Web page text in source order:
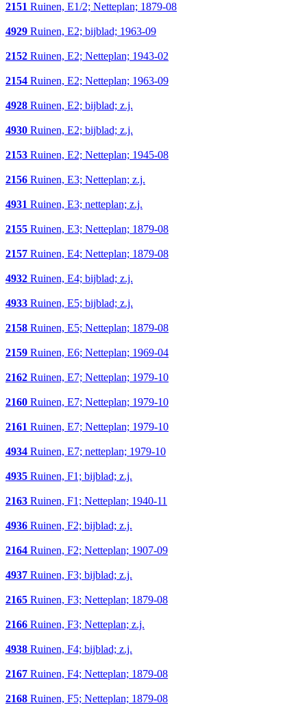
2151 Ruinen, E1/2; Netteplan; 1879-08
4929 Ruinen, E2; bijblad; 1963-09
2152 Ruinen, E2; Netteplan; 1943-02
2154 Ruinen, E2; Netteplan; 1963-09
4928 Ruinen, E2; bijblad; z.j.
4930 Ruinen, E2; bijblad; z.j.
2153 Ruinen, E2; Netteplan; 1945-08
2156 Ruinen, E3; Netteplan; z.j.
4931 Ruinen, E3; netteplan; z.j.
2155 Ruinen, E3; Netteplan; 1879-08
2157 Ruinen, E4; Netteplan; 1879-08
4932 Ruinen, E4; bijblad; z.j.
4933 Ruinen, E5; bijblad; z.j.
2158 Ruinen, E5; Netteplan; 1879-08
2159 Ruinen, E6; Netteplan; 1969-04
2162 Ruinen, E7; Netteplan; 1979-10
2160 Ruinen, E7; Netteplan; 1979-10
2161 Ruinen, E7; Netteplan; 1979-10
4934 Ruinen, E7; netteplan; 1979-10
4935 Ruinen, F1; bijblad; z.j.
2163 Ruinen, F1; Netteplan; 1940-11
4936 Ruinen, F2; bijblad; z.j.
2164 Ruinen, F2; Netteplan; 1907-09
4937 Ruinen, F3; bijblad; z.j.
2165 Ruinen, F3; Netteplan; 1879-08
2166 Ruinen, F3; Netteplan; z.j.
4938 Ruinen, F4; bijblad; z.j.
2167 Ruinen, F4; Netteplan; 1879-08
2168 Ruinen, F5; Netteplan; 1879-08